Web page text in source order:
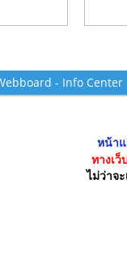
- Info Center
หน้า
ทางเ
ไม่ว่าจ